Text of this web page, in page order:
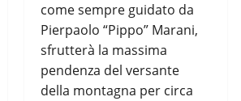
come sempre guidato da
Pierpaolo “Pippo” Marani,
sfrutterà la massima
pendenza del versante
della montagna per circa